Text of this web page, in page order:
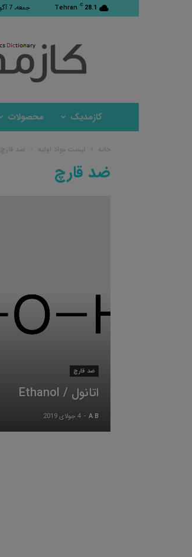
28.1
C
Tehran جمعه، 7 آگوست 2026
کازمدیک محصولات
خانه لیست مواد اولیه ضد قارچ
ضد قارچ
ضد قارچ
اتانول / Ethanol
A B
- 4 جولای 2019